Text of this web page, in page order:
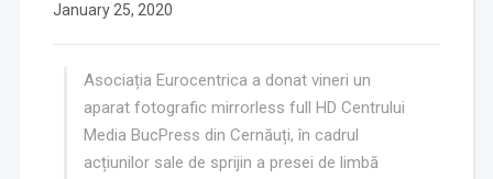
January 25, 2020
Asociația Eurocentrica a donat vineri un
aparat fotografic mirrorless full HD Centrului
Media BucPress din Cernăuți, în cadrul
acțiunilor sale de sprijin a presei de limbă